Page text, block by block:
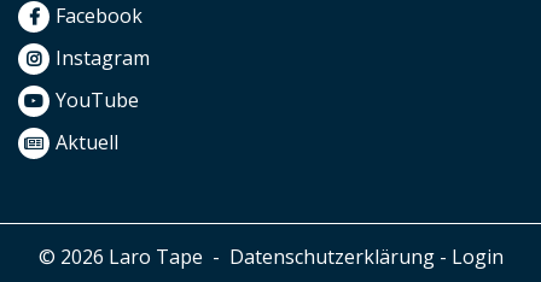
Facebook
Instagram
YouTube
Aktuell
© 2026 Laro Tape - Datenschutzerklärung- Login